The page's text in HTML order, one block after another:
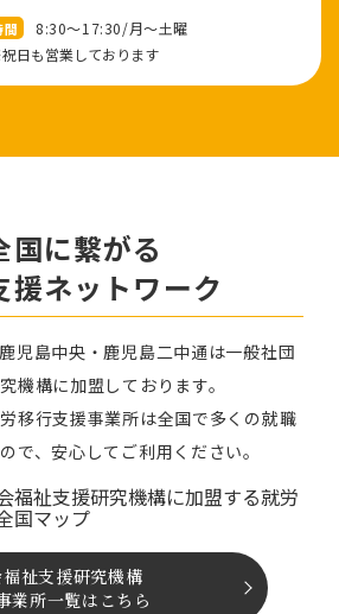
間
8:30～17:30/⽉〜⼟曜
⽇も営業しております
国に繋がる
援ネットワーク
児島中央・鹿児島二中通は⼀般社団
機構に加盟しております。
移⾏⽀援事業所は全国で多くの就職
で、安⼼してご利⽤ください。
祉⽀援研究機構
業所一覧はこちら